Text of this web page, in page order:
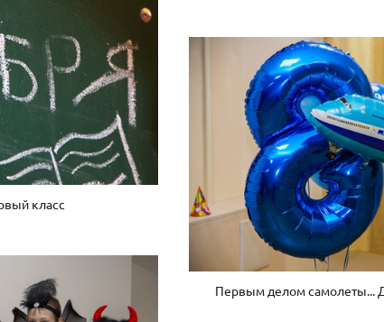
класс
Первым делом самолеты...